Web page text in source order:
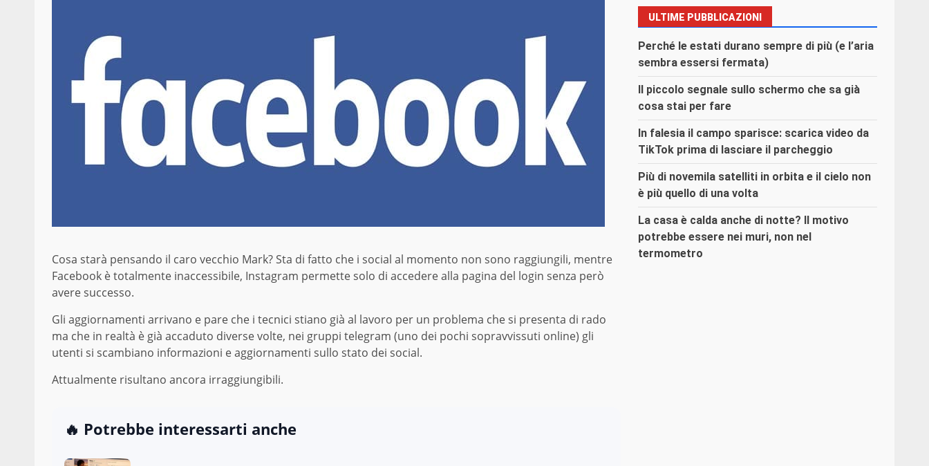
Cosa starà pensando il caro vecchio Mark? Sta di fatto che i social al momento non sono raggiungili, mentre
Facebook è totalmente inaccessibile, Instagram permette solo di accedere alla pagina del login senza però
avere successo.
Gli aggiornamenti arrivano e pare che i tecnici stiano già al lavoro per un problema che si presenta di rado
ma che in realtà è già accaduto diverse volte, nei gruppi telegram (uno dei pochi sopravvissuti online) gli
utenti si scambiano informazioni e aggiornamenti sullo stato dei social.
Attualmente risultano ancora irraggiungibili.
🔥 Potrebbe interessarti anche
ULTIME PUBBLICAZIONI
Perché le estati durano sempre di più (e l’aria
sembra essersi fermata)
Il piccolo segnale sullo schermo che sa già
cosa stai per fare
In falesia il campo sparisce: scarica video da
TikTok prima di lasciare il parcheggio
Più di novemila satelliti in orbita e il cielo non
è più quello di una volta
La casa è calda anche di notte? Il motivo
potrebbe essere nei muri, non nel
termometro